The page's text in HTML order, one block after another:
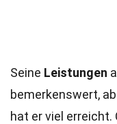
Seine Leistungen
bemerkenswert,
hat er viel